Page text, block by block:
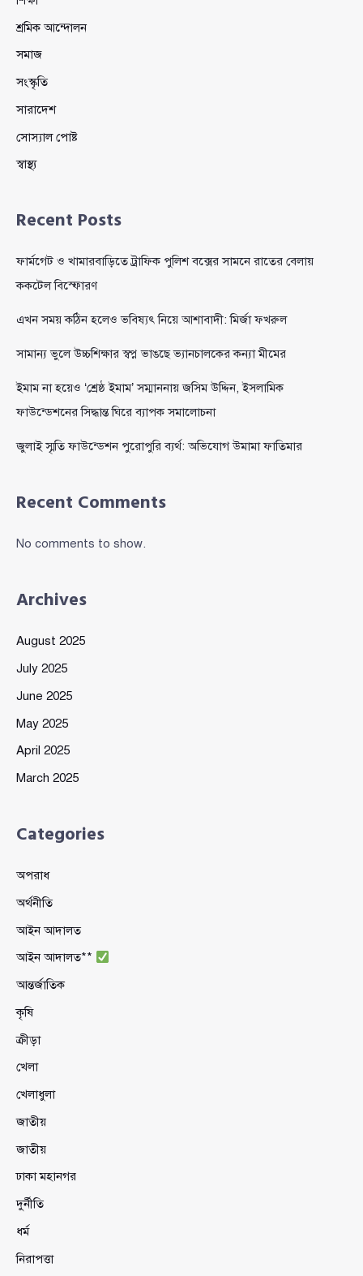
শ্রমিক আন্দোলন
সমাজ
সংস্কৃতি
সারাদেশ
সোস্যাল পোষ্ট
স্বাস্থ্য
Recent Posts
ফার্মগেট ও খামারবাড়িতে ট্রাফিক পুলিশ বক্সের সামনে রাতের বেলায়
ককটেল বিস্ফোরণ
এখন সময় কঠিন হলেও ভবিষ্যৎ নিয়ে আশাবাদী: মির্জা ফখরুল
সামান্য ভুলে উচ্চশিক্ষার স্বপ্ন ভাঙছে ভ্যানচালকের কন্যা মীমের
ইমাম না হয়েও ‘শ্রেষ্ঠ ইমাম’ সম্মাননায় জসিম উদ্দিন, ইসলামিক
ফাউন্ডেশনের সিদ্ধান্ত ঘিরে ব্যাপক সমালোচনা
জুলাই স্মৃতি ফাউন্ডেশন পুরোপুরি ব্যর্থ: অভিযোগ উমামা ফাতিমার
Recent Comments
No comments to show.
Archives
August 2025
July 2025
June 2025
May 2025
April 2025
March 2025
Categories
অপরাধ
অর্থনীতি
আইন আদালত
আইন আদালত**
আন্তর্জাতিক
কৃষি
ক্রীড়া
খেলা
খেলাধুলা
জাতীয়
জাতীয়
ঢাকা মহানগর
দুর্নীতি
ধর্ম
নিরাপত্তা